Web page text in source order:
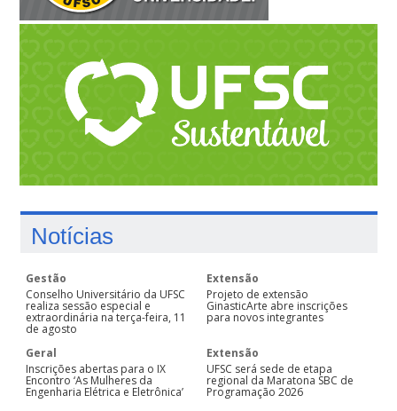
Notícias
Gestão
Conselho Universitário da UFSC
realiza sessão especial e
extraordinária na terça-feira, 11
de agosto
Geral
Inscrições abertas para o IX
Encontro ‘As Mulheres da
Engenharia Elétrica e Eletrônica’
Extensão
Projeto de extensão
GinasticArte abre inscrições
para novos integrantes
Extensão
UFSC será sede de etapa
regional da Maratona SBC de
Programação 2026